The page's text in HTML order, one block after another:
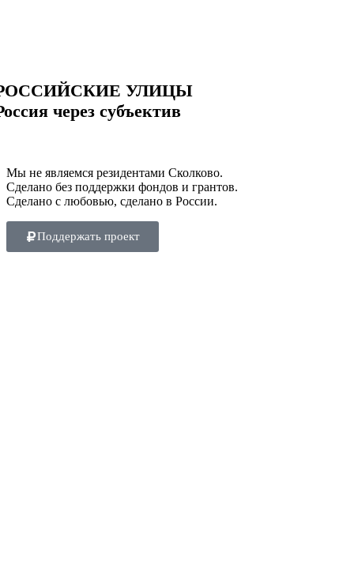
УЛИЦЫ
через субъектив
Мы не являемся резидентами Сколково.
Сделано без поддержки фондов и грантов.
Сделано с любовью, сделано в России.
Поддержать проект